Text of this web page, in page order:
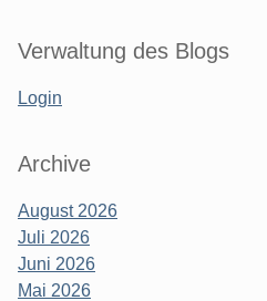
Verwaltung des Blogs
Login
Archive
August 2026
Juli 2026
Juni 2026
Mai 2026